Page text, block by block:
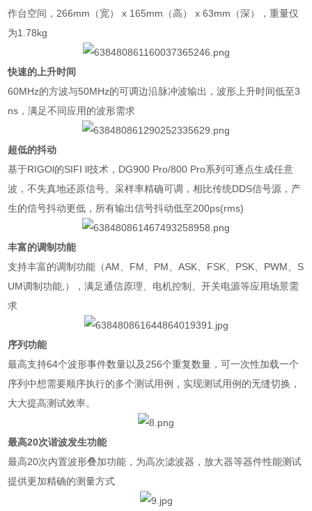
作台空间， 266mm （宽） x 165mm （高） x 63mm （深），重量仅
为1.78kg
快速的上升时间
60MHz的方波与50MHz的可调边沿脉冲波输出，波形上升时间低至3
ns ，满足不同应用的波形需求
超低的抖动
基于RIGOl的SIFI ll技术，DG900 Pro/800 Pro系列可逐点生成任意
波，不失真地还原信号。采样率精确可调，相比传统DDS信号源，产
生的信号抖动更低，所有输出信号抖动低至200ps(rms)
丰富的调制功能
支持丰富的调制功能（AM FM PM 、ASK FSK PSK PWM
S
UM调制功能 ），满足通信原理、电机控制、开关电源等应用场景需
求
序列功能
最高支持64个波形事件数量以及256个重复数量，可一次性加载一个
序列中想需要顺序执行的多个测试用例，实现测试用例的无缝切换，
大大提高测试效率。
最高20次谐波发生功能
最高20次内置波形叠加功能，为高次滤波器，放大器等器件性能测试
提供更加精确的测量方式